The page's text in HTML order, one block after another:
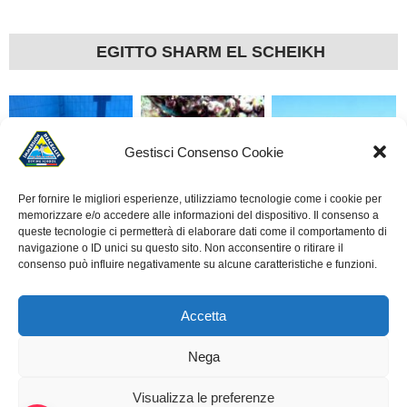
Gestisci Consenso Cookie
Per fornire le migliori esperienze, utilizziamo tecnologie come i cookie per
memorizzare e/o accedere alle informazioni del dispositivo. Il consenso a
queste tecnologie ci permetterà di elaborare dati come il comportamento di
navigazione o ID unici su questo sito. Non acconsentire o ritirare il
consenso può influire negativamente su alcune caratteristiche e funzioni.
Accetta
Nega
Visualizza le preferenze
EGITTO SHARM EL SCHEIKH
LA SUBACQUEA È
SCUOLA
ROTOCALCO DI UN
ANNO
ALLIEVI CORSO OPEN
– IMMERSIONE A
BISCEGLIE
C.F. 92068920724 . P.IVA 07470700720 | PROJECT BY